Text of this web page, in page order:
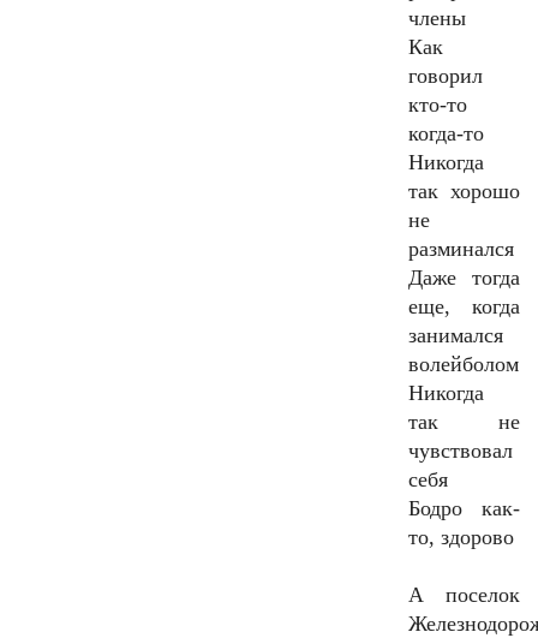
члены
Как
говорил
кто-то
когда-то
Никогда
так хорошо
не
разминался
Даже тогда
еще, когда
занимался
волейболом
Никогда
так не
чувствовал
себя
Бодро как-
то, здорово
А поселок